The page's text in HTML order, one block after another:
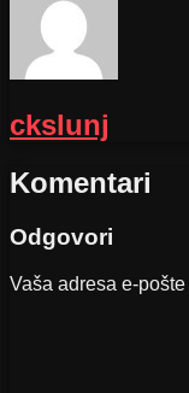
ckslunj
Komentari
Odgovori
Vaša adresa e-